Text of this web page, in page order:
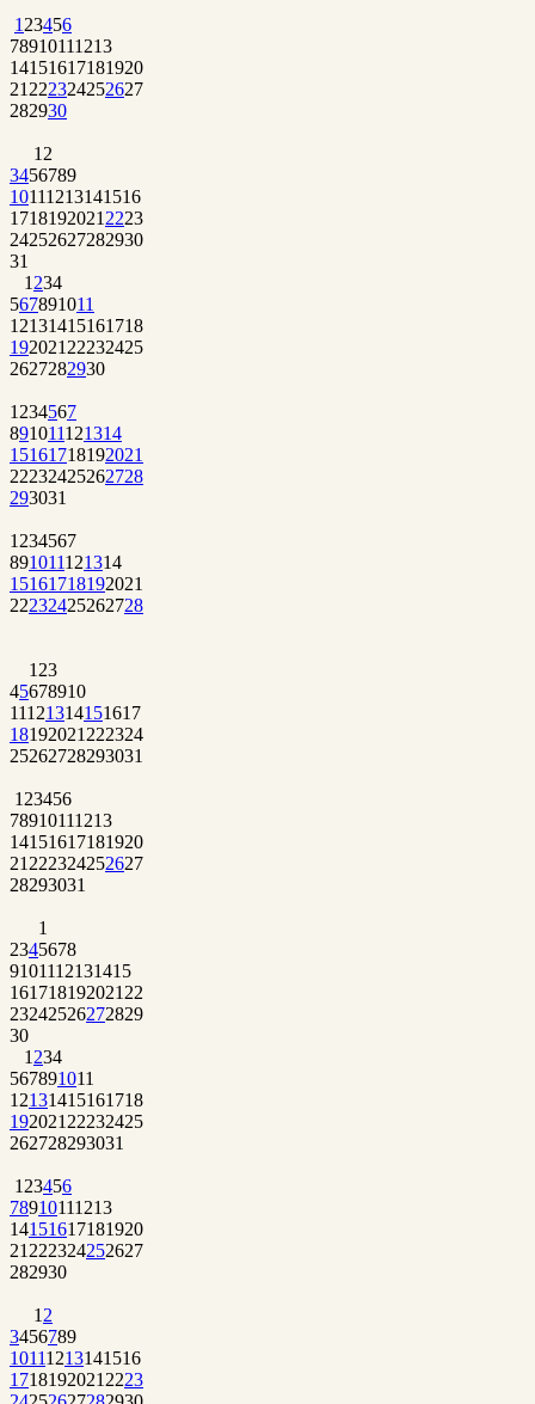
1 23456
78910111213
14151617181920
21 222324252627
282930
1 2
3456789
10111213141516
1718192021 2223
24252627282930
31
1 234
567891011
12131415161718
192021 22232425
2627282930
1 234567
891011121314
15161718192021
22232425262728
293031
1 234567
891011121314
15161718192021
22232425262728
1 23
45678910
11121314151617
18192021 222324
25262728293031
1 23456
78910111213
14151617181920
21 222324252627
28293031
1
2345678
9101112131415
161718192021 22
23242526272829
30
1 234
567891011
12131415161718
192021 22232425
262728293031
1 23456
78910111213
14151617181920
21 222324252627
282930
1 2
3456789
10111213141516
1718192021 2223